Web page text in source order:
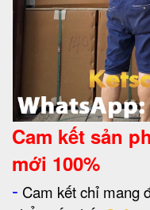
Cam kết sản
mới 100%
- Cam kết chỉ mang